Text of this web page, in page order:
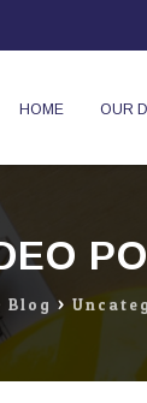
HOME OUR
Blog >